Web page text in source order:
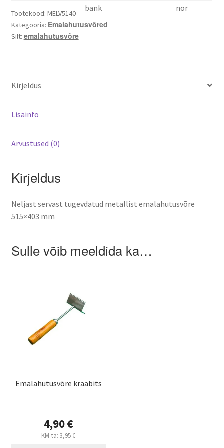
Varroa mite control – when and how
Tootekood: MELV5140
Kategooria: Emalahutusvõred
Silt: emalahutusvõre
Kirjeldus
Lisainfo
Arvustused (0)
Kirjeldus
Neljast servast tugevdatud metallist emalahutusvõre
515×403 mm
Sulle võib meeldida ka…
Emalahutusvõre kraabits
4,90€
KM-ta:3,95€